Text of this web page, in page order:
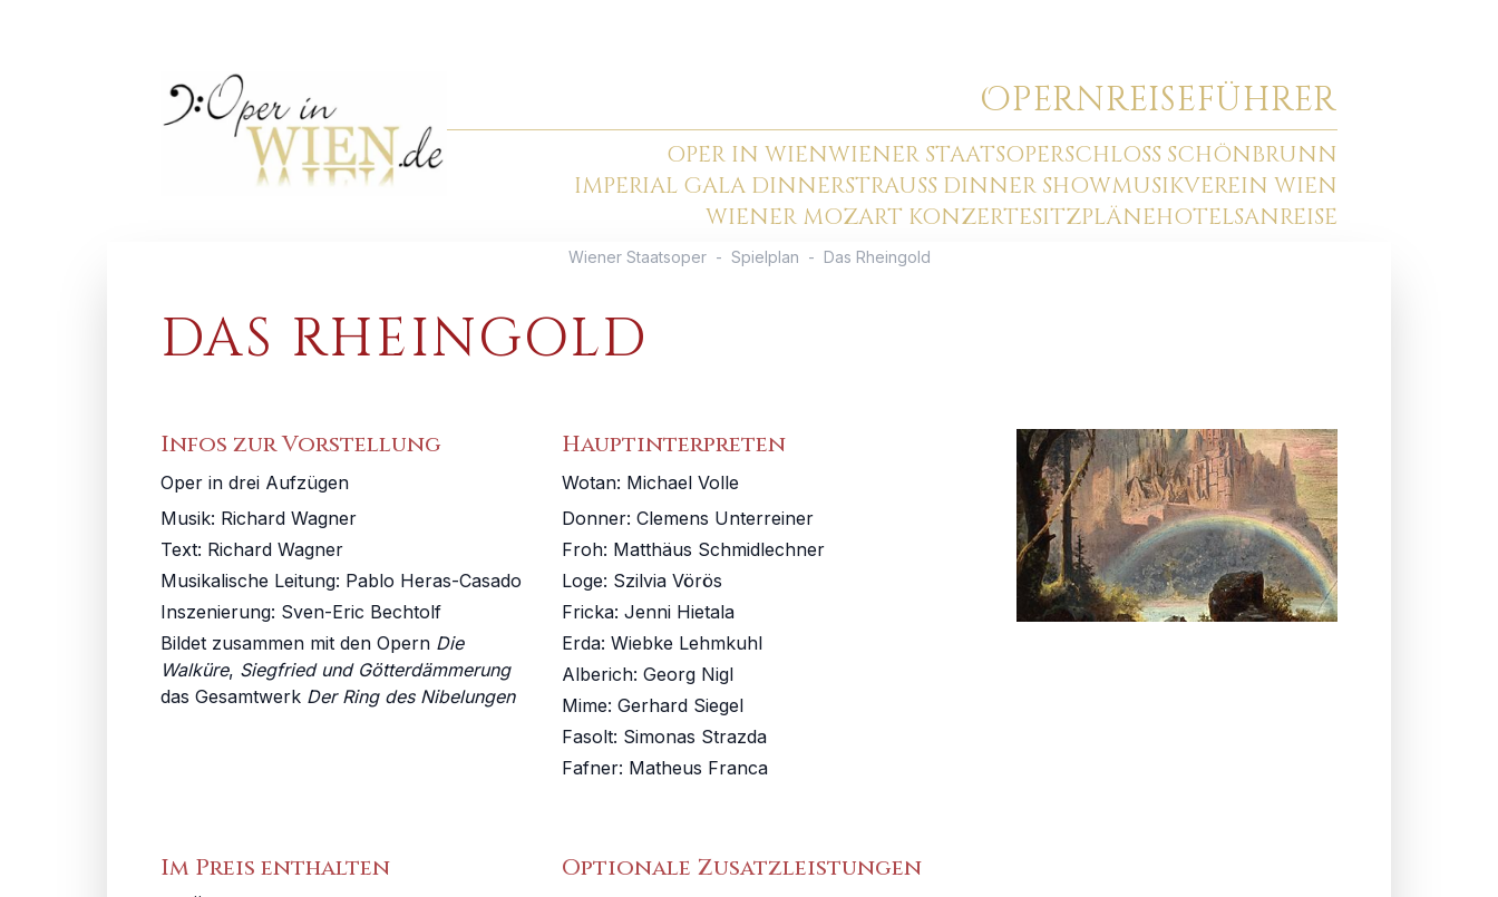
OPERNREISEFÜHRER
OPER IN WIENWIENER STAATSOPERSCHLOSS SCHÖNBRUNN
IMPERIAL GALA DINNERSTRAUSS DINNER SHOWMUSIKVEREIN WIEN
WIENER MOZART KONZERTESITZPLÄNEHOTELSANREISE
Wiener Staatsoper - Spielplan - Das Rheingold
DAS RHEINGOLD
Infos zur Vorstellung
Oper in drei Aufzügen
Musik: Richard Wagner
Text: Richard Wagner
Musikalische Leitung: Pablo Heras-Casado
Inszenierung: Sven-Eric Bechtolf
Bildet zusammen mit den Opern Die
Walküre, Siegfried und Götterdämmerung
das Gesamtwerk Der Ring des Nibelungen
Hauptinterpreten
Wotan: Michael Volle
Donner: Clemens Unterreiner
Froh: Matthäus Schmidlechner
Loge: Szilvia Vörös
Fricka: Jenni Hietala
Erda: Wiebke Lehmkuhl
Alberich: Georg Nigl
Mime: Gerhard Siegel
Fasolt: Simonas Strazda
Fafner: Matheus Franca
Im Preis enthalten Optionale Zusatzleistungen